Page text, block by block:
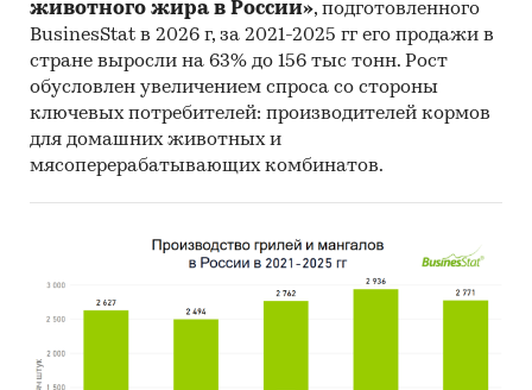
Профили крупнейших производителей
аппаратов ультрафиолетового или
инфракрасного излучения
В работе представлены профили крупнейших
компаний-производителей аппаратов
ультрафиолетового или инфракрасного
Профили компаний показывают информацию
о динамике финансовых показателей
компаний, актуальную контактную
информацию, основных учредителей и т.д.
Прогноз развития рынка аппаратов
животного жира в России», подготовленного
BusinesStat в 2026 г, за 2021-2025 гг его продажи в
стране выросли на 63% до 156 тыс тонн. Рост
обусловлен увеличением спроса со стороны
ключевых потребителей: производителей кормов
для домашних животных и
мясоперерабатывающих комбинатов.